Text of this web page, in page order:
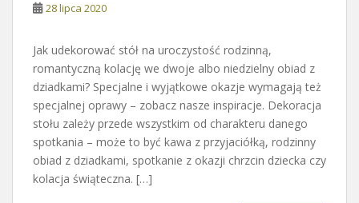
28 lipca 2020
Jak udekorować stół na uroczystość rodzinną,
romantyczną kolację we dwoje albo niedzielny obiad z
dziadkami? Specjalne i wyjątkowe okazje wymagają też
specjalnej oprawy – zobacz nasze inspiracje. Dekoracja
stołu zależy przede wszystkim od charakteru danego
spotkania – może to być kawa z przyjaciółką, rodzinny
obiad z dziadkami, spotkanie z okazji chrzcin dziecka czy
kolacja świąteczna. […]